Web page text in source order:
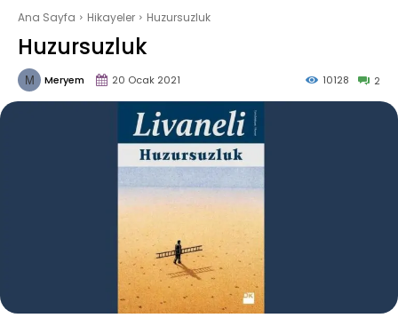
Ana Sayfa Hikayeler Huzursuzluk
Huzursuzluk
Meryem 20 Ocak 2021 2
10128